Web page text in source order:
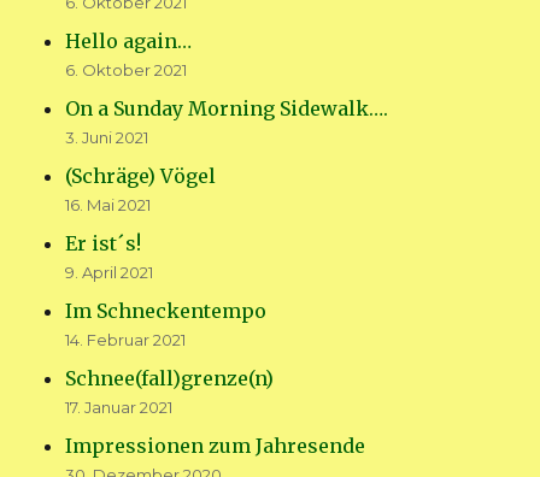
Hello again…
6. Oktober 2021
On a Sunday Morning Sidewalk….
3. Juni 2021
(Schräge) Vögel
16. Mai 2021
Er ist´s!
9. April 2021
Im Schneckentempo
14. Februar 2021
Schnee(fall)grenze(n)
17. Januar 2021
Impressionen zum Jahresende